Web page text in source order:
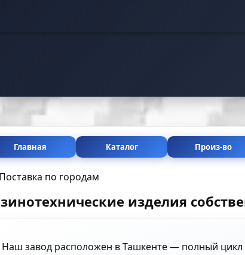
Главная Каталог Произ-во
Поставка по городам
изделия
Наш завод расположен в Ташкенте — полный